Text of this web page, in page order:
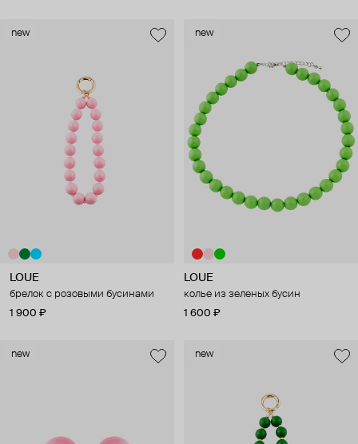
new
LOUE
брелок с розовыми бусинами
1 900 ₽
new
LOUE
колье из зеленых бусин
1 600 ₽
new new